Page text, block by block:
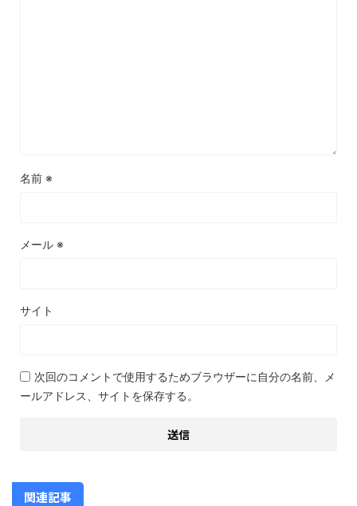
名前 ※
メール ※
サイト
次回のコメントで使用するためブラウザーに自分の名前、メ
ールアドレス、サイトを保存する。
関連記事